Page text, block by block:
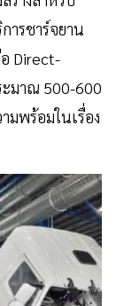
ารชาร์จยาน
Direct-
ะมาณ 500-600
มพร้อมในเรื่อง